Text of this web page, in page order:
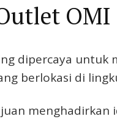
OMI
dipercaya untuk
berlokasi di
menghadirkan